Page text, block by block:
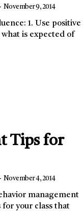
- November 9, 2014
Tips for
- November 4, 2014